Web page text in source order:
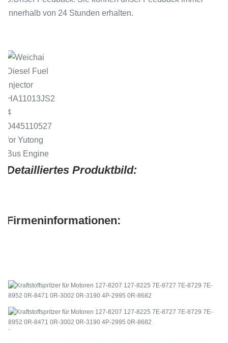
innerhalb von 24 Stunden erhalten.
Detailliertes Produktbild:
Firmeninformationen:
`